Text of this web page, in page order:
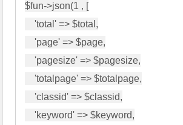
$fun->json(1 , [
    'total' => $total,
    'page' => $page,
    'pagesize' => $pagesize,
    'totalpage' => $totalpage,
    'classid' => $classid,
    'keyword' => $keyword,